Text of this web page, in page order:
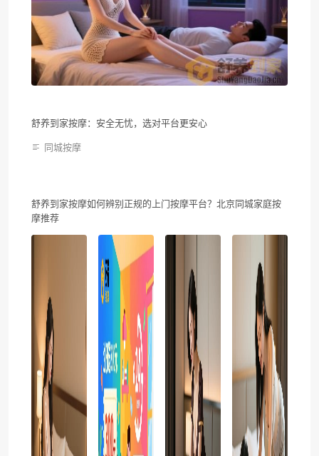
舒养到家按摩：安全无忧，选对平台更安心
同城按摩
舒养到家按摩如何辨别正规的上门按摩平台？北京同城家庭按
摩推荐